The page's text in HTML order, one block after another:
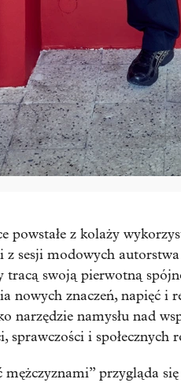
powstałe z kolaży
sesji modowych
tracą swoją pierwotną
nowych znaczeń, napięć i
narzędzie namysłu nad
sprawczości i społecznych
mężczyznami” przygląda